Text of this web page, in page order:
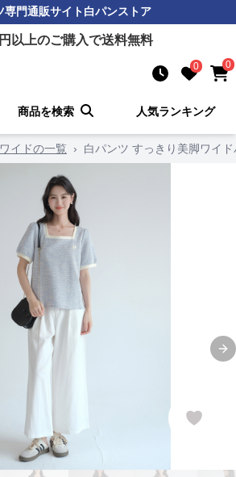
専門通販サイト白パンストア
以上のご購入で送料無料
0 0
商品を検索 人気ランキング
ワイドの一覧 › 白パンツ すっきり美脚ワイ